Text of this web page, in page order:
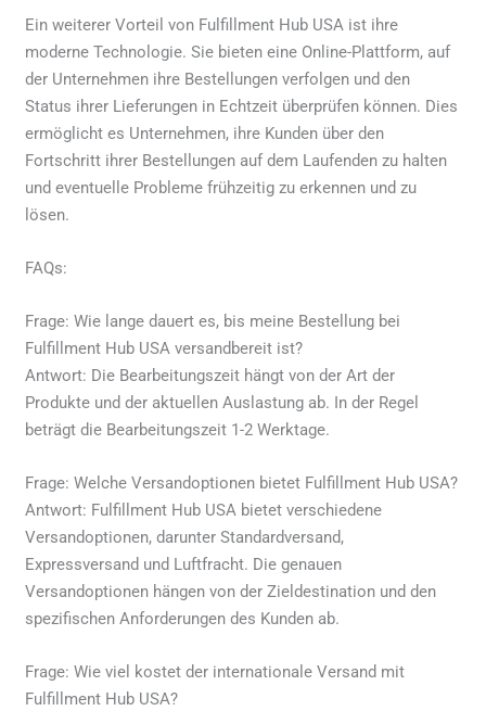
Ein weiterer Vorteil von Fulfillment Hub USA ist ihre
moderne Technologie. Sie bieten eine Online-Plattform, auf
der Unternehmen ihre Bestellungen verfolgen und den
Status ihrer Lieferungen in Echtzeit überprüfen können. Dies
ermöglicht es Unternehmen, ihre Kunden über den
Fortschritt ihrer Bestellungen auf dem Laufenden zu halten
und eventuelle Probleme frühzeitig zu erkennen und zu
lösen.
FAQs:
Frage: Wie lange dauert es, bis meine Bestellung bei
Fulfillment Hub USA versandbereit ist?
Antwort: Die Bearbeitungszeit hängt von der Art der
Produkte und der aktuellen Auslastung ab. In der Regel
beträgt die Bearbeitungszeit 1-2 Werktage.
Frage: Welche Versandoptionen bietet Fulfillment Hub USA?
Antwort: Fulfillment Hub USA bietet verschiedene
Versandoptionen, darunter Standardversand,
Expressversand und Luftfracht. Die genauen
Versandoptionen hängen von der Zieldestination und den
spezifischen Anforderungen des Kunden ab.
Frage: Wie viel kostet der internationale Versand mit
Fulfillment Hub USA?